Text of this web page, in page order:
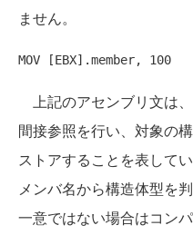
ません。
上記のアセンブリ文は
間接参照を行い、対象の
ストアすることを表して
メンバ名から構造体型を
一意ではない場合はコン